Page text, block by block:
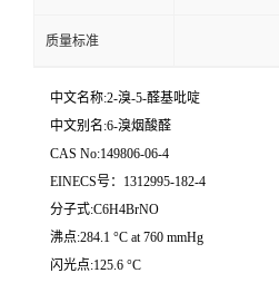
质量标准
中文名称:2-溴-5-醛基吡啶
中文别名:6-溴烟酸醛
CAS No:149806-06-4
EINECS号：1312995-182-4
分子式:C6H4BrNO
沸点:284.1 °C at 760 mmHg
闪光点:125.6 °C